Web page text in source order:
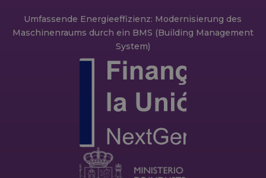
Umfassende Energieeffizienz: Modernisierung des
Maschinenraums durch ein BMS (Building Management
System)